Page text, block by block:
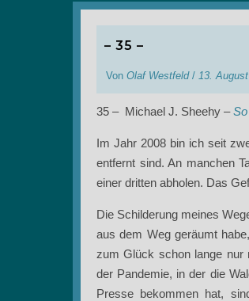
– 35 –
Von Olaf Westfeld / 13.
35 – Michael J. Sheehy –
Im Jahr 2008 bin ich seit
entfernt sind. An manchen
einer dritten abholen. Das
Die Schilderung meines
aus dem Weg geräumt
zum Glück schon lange nur
der Pandemie, in der die
Presse bekommen hat,